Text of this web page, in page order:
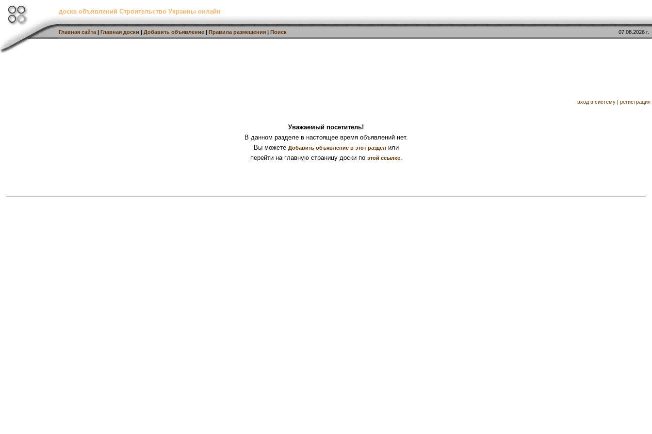
доска объявлений Строительство Украины онлайн
Главная сайта | Главная доски | Добавить объявление | Правила размещения | Поиск 07.08.2026 г.
вход в систему | регистрация
Уважаемый посетитель!
В данном разделе в настоящее время объявлений нет.
Вы можете Добавить объявление в этот разделили
перейти на главную страницу доски по этой ссылке.